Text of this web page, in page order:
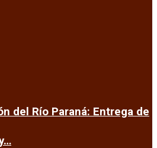
del Río Paraná: Entrega de